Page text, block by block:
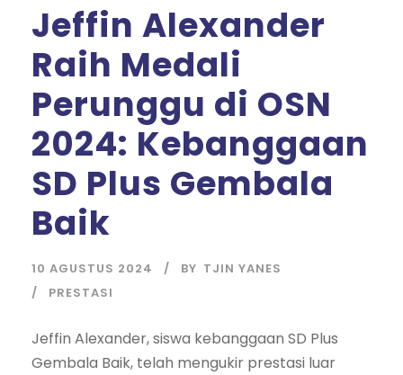
Jeffin Alexander
Raih Medali
Perunggu di OSN
2024: Kebanggaan
SD Plus Gembala
Baik
10 AGUSTUS 2024 BY TJIN YANES
PRESTASI
Jeffin Alexander, siswa kebanggaan SD Plus
Gembala Baik, telah mengukir prestasi luar